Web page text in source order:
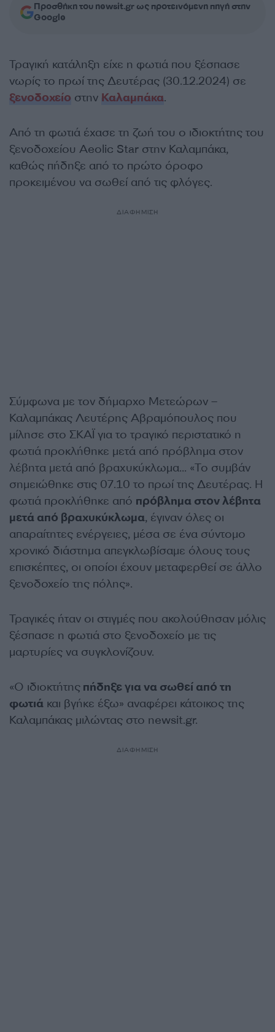
Προσθήκη του newsit.gr ως προτεινόμενη πηγή στην
Google
Τραγική κατάληξη είχε η φωτιά που ξέσπασε
νωρίς το πρωί της Δευτέρας (30.12.2024) σε
ξενοδοχείο στην Καλαμπάκα.
Από τη φωτιά έχασε τη ζωή του ο ιδιοκτήτης του
ξενοδοχείου Aeolic Star στην Καλαμπάκα,
καθώς πήδηξε από το πρώτο όροφο
προκειμένου να σωθεί από τις φλόγες.
ΔΙΑΦΗΜΙΣΗ
Σύμφωνα με τον δήμαρχο Μετεώρων –
Καλαμπάκας Λευτέρης Αβραμόπουλος που
μίλησε στο ΣΚΑΪ για το τραγικό περιστατικό η
φωτιά προκλήθηκε μετά από πρόβλημα στον
λέβητα μετά από βραχυκύκλωμα… «Το συμβάν
σημειώθηκε στις 07.10 το πρωί της Δευτέρας. Η
φωτιά προκλήθηκε από πρόβλημα στον λέβητα
μετά από βραχυκύκλωμα, έγιναν όλες οι
απαραίτητες ενέργειες, μέσα σε ένα σύντομο
χρονικό διάστημα απεγκλωβίσαμε όλους τους
επισκέπτες, οι οποίοι έχουν μεταφερθεί σε άλλο
ξενοδοχείο της πόλης».
Τραγικές ήταν οι στιγμές που ακολούθησαν μόλις
ξέσπασε η φωτιά στο ξενοδοχείο με τις
μαρτυρίες να συγκλονίζουν.
«Ο ιδιοκτήτης πήδηξε για να σωθεί από τη
φωτιά και βγήκε έξω» αναφέρει κάτοικος της
Καλαμπάκας μιλώντας στο newsit.gr.
ΔΙΑΦΗΜΙΣΗ